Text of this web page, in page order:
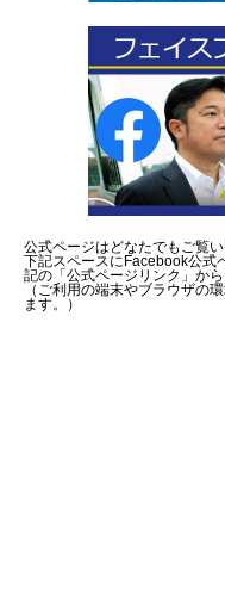
公式ページはどなたでもご覧い
下記スペースにFacebook公式
記の「公式ページリンク」から
（ご利用の端末やブラウザの
ます。）